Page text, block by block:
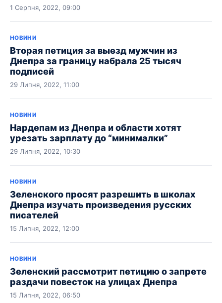
1 Серпня, 2022, 09:00
НОВИНИ
Вторая петиция за выезд мужчин из
Днепра за границу набрала 25 тысяч
подписей
29 Липня, 2022, 11:00
НОВИНИ
Нардепам из Днепра и области хотят
урезать зарплату до “минималки”
29 Липня, 2022, 10:30
НОВИНИ
Зеленского просят разрешить в школах
Днепра изучать произведения русских
писателей
15 Липня, 2022, 12:00
НОВИНИ
Зеленский рассмотрит петицию о запрете
раздачи повесток на улицах Днепра
15 Липня, 2022, 06:50